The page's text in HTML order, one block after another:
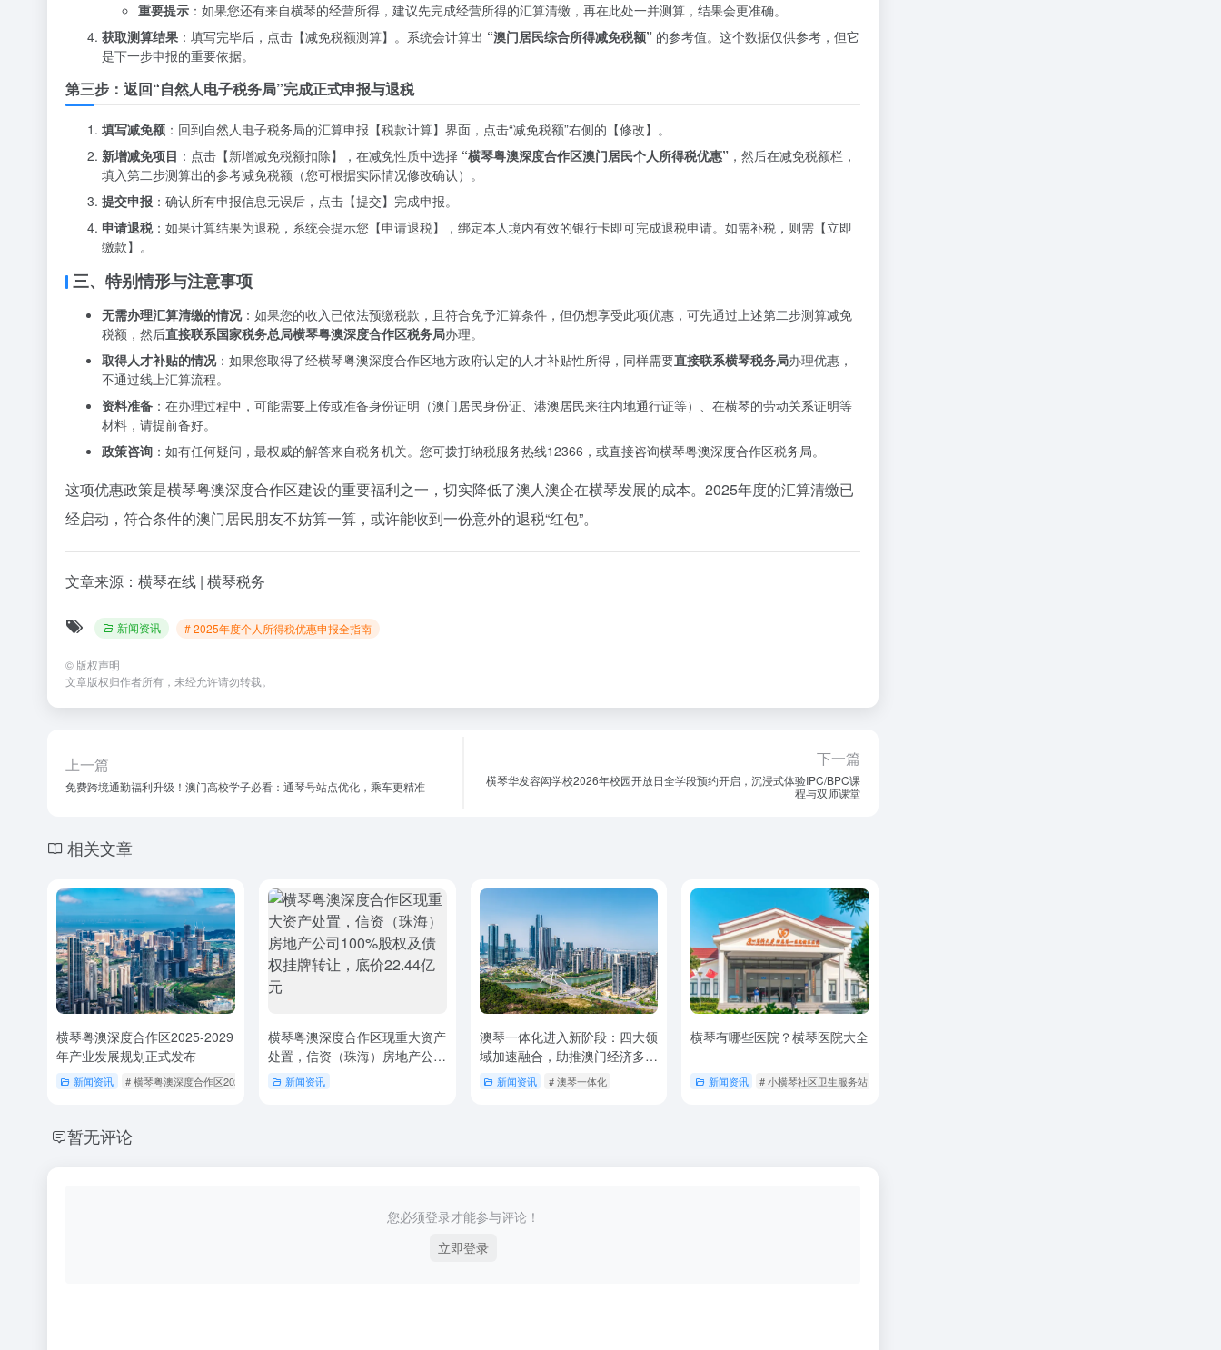
重要提示 ：如果您还有来自横琴的经营所得，建议先完成经营所得的汇算清缴，再在此处一并测算，结果会更准确。
获取测算结果 ：填写完毕后，点击【减免税额测算】。系统会计算出 “澳门居民综合所得减免税额” 的参考值。这个数据仅供参考，但它
是下一步申报的重要依据。
第三步：返回“自然人电子税务局”完成正式申报与退税
填写减免额 ：回到自然人电子税务局的汇算申报【税款计算】界面，点击“减免税额”右侧的【修改】。
新增减免项目 ：点击【新增减免税额扣除】，在减免性质中选择 “横琴粤澳深度合作区澳门居民个人所得税优惠” ，然后在减免税额栏，
填入第二步测算出的参考减免税额（您可根据实际情况修改确认）。
提交申报 ：确认所有申报信息无误后，点击【提交】完成申报。
申请退税：如果计算结果为退税，系统会提示您【申请退税】，绑定本人境内有效的银行卡即可完成退税申请。如需补税，则需【立即
缴款】。
三、特别情形与注意事项
无需办理汇算清缴的情况：如果您的收入已依法预缴税款，且符合免予汇算条件，但仍想享受此项优惠，可先通过上述第二步测算减免
税额，然后直接联系国家税务总局横琴粤澳深度合作区税务局办理。
取得人才补贴的情况：如果您取得了经横琴粤澳深度合作区地方政府认定的人才补贴性所得，同样需要直接联系横琴税务局办理优惠，
不通过线上汇算流程。
资料准备 ：在办理过程中，可能需要上传或准备身份证明（澳门居民身份证、港澳居民来往内地通行证等）、在横琴的劳动关系证明等
材料，请提前备好。
政策咨询 ：如有任何疑问，最权威的解答来自税务机关。您可拨打纳税服务热线12366，或直接咨询横琴粤澳深度合作区税务局。
这项优惠政策是横琴粤澳深度合作区建设的重要福利之一，切实降低了澳人澳企在横琴发展的成本。2025年度的汇算清缴已
经启动，符合条件的澳门居民朋友不妨算一算，或许能收到一份意外的退税“红包”。
文章来源：横琴在线 | 横琴税务
新闻资讯 # 2025年度个人所得税优惠申报全指南
© 版权声明
文章版权归作者所有，未经允许请勿转载。
上一篇
免费跨境通勤福利升级！澳门高校学子必看：通琴号站点优化，乘车更精准
下一篇
横琴华发容闳学校2026年校园开放日全学段预约开启，沉浸式体验IPC/BPC课
程与双师课堂
相关文章
横琴粤澳深度合作区2025-2029
年产业发展规划正式发布
新闻资讯 # 横琴粤澳深度合作区2025-2029年产业发展规划 # 横琴规划2025-2029年
横琴粤澳深度合作区现重大资产
处置，信资（珠海）房地产公司
100%股权及债权挂牌转让，底
价22.44亿元
新闻资讯
澳琴一体化进入新阶段：四大领
域加速融合，助推澳门经济多元
发展新闻资讯 # 澳琴一体化
横琴有哪些医院？横琴医院大全
新闻资讯 # 小横琴社区卫生服务站
暂无评论
您必须登录才能参与评论！
立即登录